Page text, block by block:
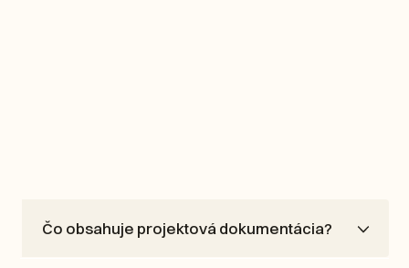
Čo obsahuje projektová dokumentácia?